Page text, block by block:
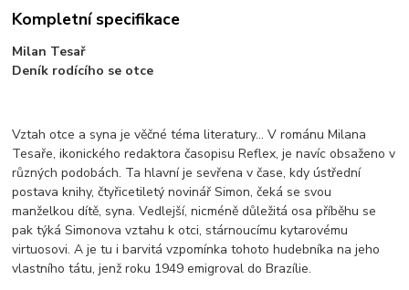
Kompletní specifikace
Milan Tesař
Deník rodícího se otce
Vztah otce a syna je věčné téma literatury... V románu Milana
Tesaře, ikonického redaktora časopisu Reflex, je navíc obsaženo v
různých podobách. Ta hlavní je sevřena v čase, kdy ústřední
postava knihy, čtyřicetiletý novinář Simon, čeká se svou
manželkou dítě, syna. Vedlejší, nicméně důležitá osa příběhu se
pak týká Simonova vztahu k otci, stárnoucímu kytarovému
virtuosovi. A je tu i barvitá vzpomínka tohoto hudebníka na jeho
vlastního tátu, jenž roku 1949 emigroval do Brazílie.